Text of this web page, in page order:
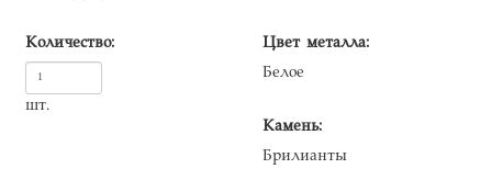
Количество:
шт.
Цвет металла:
Белое
Камень:
Брилианты